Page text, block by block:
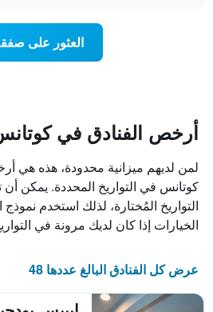
محور
الذي
يعرض
عدد
الأيام
قبل
المخطط
التالي
العثور على
أرخص الفنادق في
لمن لديهم ميزانية محدودة، هذه هي
كوتانس في التواريخ المحددة. يمكن أن
التواريخ المُختارة، لذلك استخدم
الخيارات إذا كان لديك مرونة في
عرض كل الفنادق البالغ عددها 48